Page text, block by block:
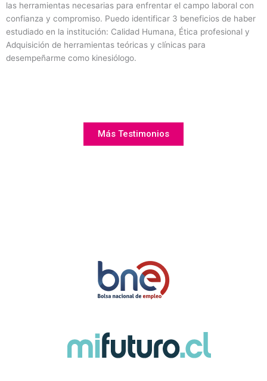
las herramientas necesarias para enfrentar el campo laboral con
confianza y compromiso. Puedo identificar 3 beneficios de haber
estudiado en la institución: Calidad Humana, Ética profesional y
Adquisición de herramientas teóricas y clínicas para
desempeñarme como kinesiólogo.
Más Testimonios